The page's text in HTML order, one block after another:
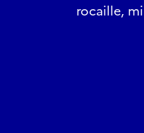
rocaille,